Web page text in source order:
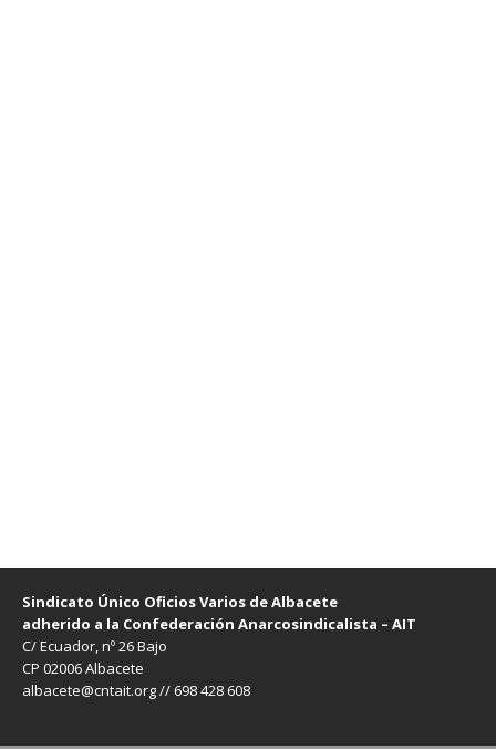
Sindicato Único Oficios Varios de Albacete
adherido a la Confederación Anarcosindicalista – AIT
C/ Ecuador, nº 26 Bajo
CP 02006 Albacete
albacete@cntait.org // 698 428 608